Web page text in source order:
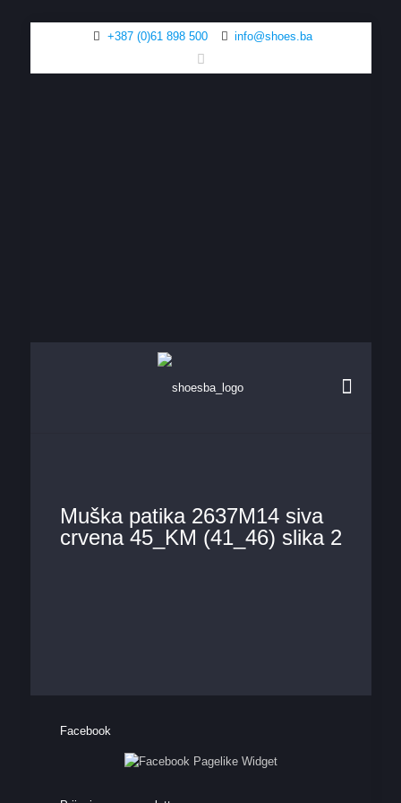
+387 (0)61 898 500 info@shoes.ba
Muška patika 2637M14 siva
crvena 45_KM (41_46) slika 2
Facebook